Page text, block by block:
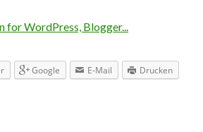
Google E-Mail Drucken